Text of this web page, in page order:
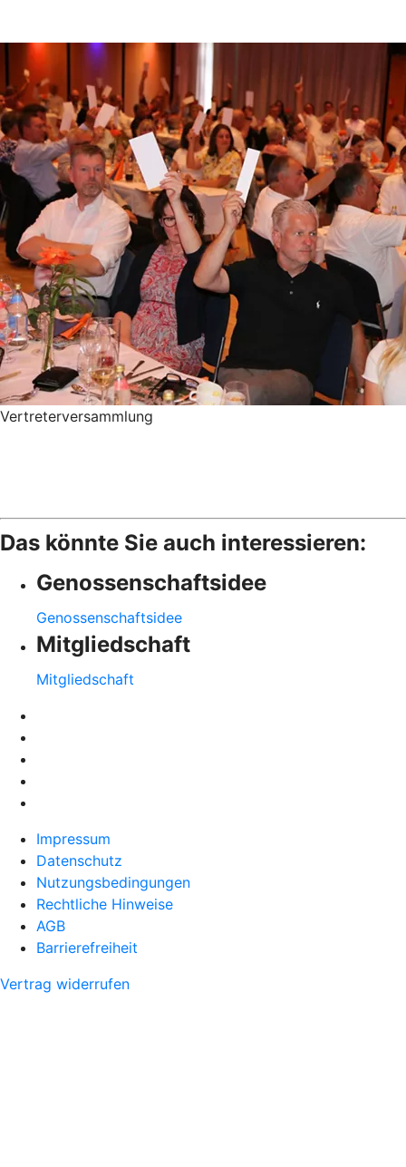
Vertreterversammlung
Das könnte Sie auch interessieren:
Genossenschaftsidee
Genossenschaftsidee
Mitgliedschaft
Mitgliedschaft
Impressum
Datenschutz
Nutzungsbedingungen
Rechtliche Hinweise
AGB
Barrierefreiheit
Vertrag widerrufen